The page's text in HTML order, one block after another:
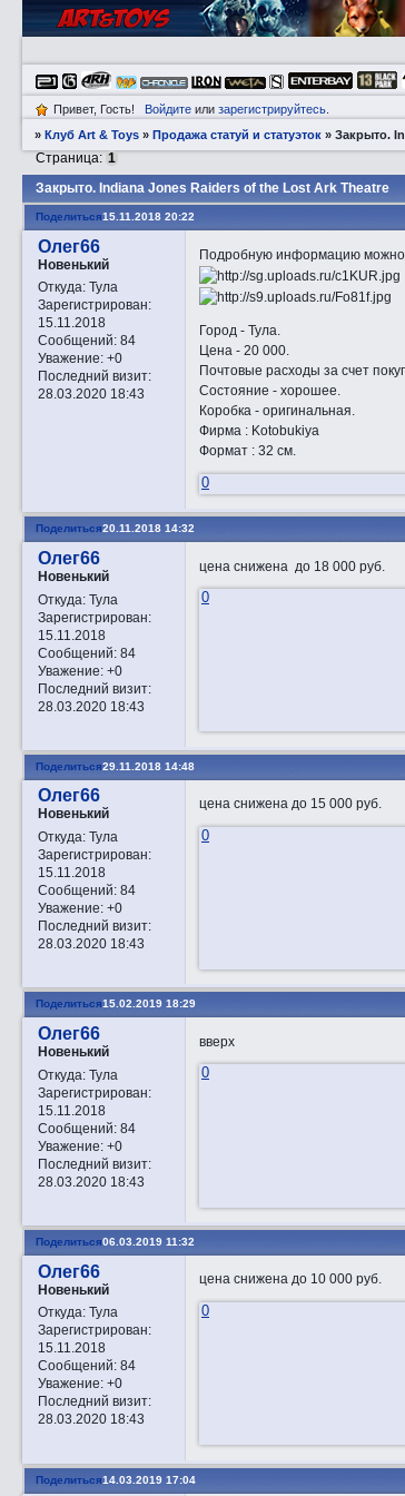
Привет, Гость! Войдитеили зарегистрируйтесь.
»Клуб Art & Toys »Продажа статуй и статуэток »Закрытo.
Закрытo. Indiana Jones Raiders of the Lost Ark Theatre
Страница: 1
Поделиться15.11.2018 20:22
Олег66
Новенький
Откуда:Тула
Зарегистрирован:
15.11.2018
Сообщений:84
Уважение: +0
Последний визит:
28.03.2020 18:43
Подробную информацию можно
Город - Тула.
Цена - 20 000.
Почтовые расходы за счет
Состояние - хорошее.
Коробка - оригинальная.
Фирма : Kotobukiya
Формат : 32 см.
0
Поделиться20.11.2018 14:32
Олег66
Новенький
Откуда:Тула
Зарегистрирован:
15.11.2018
Сообщений:84
Уважение: +0
Последний визит:
28.03.2020 18:43
цена снижена до 18 000 руб.
0
Поделиться29.11.2018 14:48
Олег66
Новенький
Откуда:Тула
Зарегистрирован:
15.11.2018
Сообщений:84
Уважение: +0
Последний визит:
28.03.2020 18:43
цена снижена до 15 000 руб.
0
Поделиться15.02.2019 18:29
Олег66
Новенький
Откуда:Тула
Зарегистрирован:
15.11.2018
Сообщений:84
Уважение: +0
Последний визит:
28.03.2020 18:43
вверх
0
Поделиться06.03.2019 11:32
Олег66
Новенький
Откуда:Тула
Зарегистрирован:
15.11.2018
Сообщений:84
Уважение: +0
Последний визит:
28.03.2020 18:43
цена снижена до 10 000 руб.
0
Поделиться14.03.2019 17:04